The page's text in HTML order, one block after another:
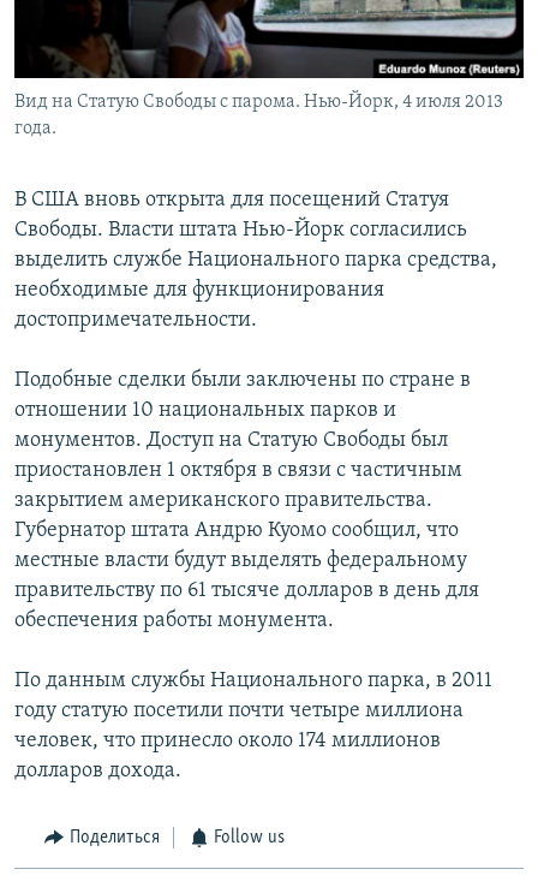
Вид на Статую Свободы с парома. Нью-Йорк, 4 июля 2013
года.
В США вновь открыта для посещений Статуя
Свободы. Власти штата Нью-Йорк согласились
выделить службе Национального парка средства,
необходимые для функционирования
достопримечательности.
Подобные сделки были заключены по стране в
отношении 10 национальных парков и
монументов. Доступ на Статую Свободы был
приостановлен 1 октября в связи с частичным
закрытием американского правительства.
Губернатор штата Андрю Куомо сообщил, что
местные власти будут выделять федеральному
правительству по 61 тысяче долларов в день для
обеспечения работы монумента.
По данным службы Национального парка, в 2011
году статую посетили почти четыре миллиона
человек, что принесло около 174 миллионов
долларов дохода.
Поделиться Follow us